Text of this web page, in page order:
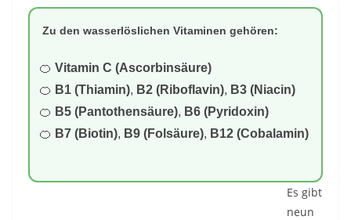
Zu den wasserlöslichen Vitaminen gehören:
Vitamin C (Ascorbinsäure)
B1 (Thiamin), B2 (Riboflavin), B3 (Niacin)
B5 (Pantothensäure), B6 (Pyridoxin)
B7 (Biotin), B9 (Folsäure), B12 (Cobalamin)
Es gibt
neun